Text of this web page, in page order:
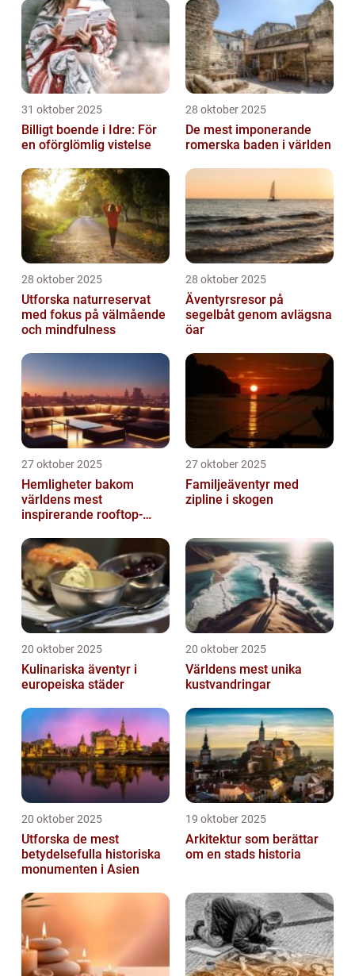
31 oktober 2025
Billigt boende i Idre: För
en oförglömlig vistelse
28 oktober 2025
De mest imponerande
romerska baden i världen
28 oktober 2025
Utforska naturreservat
med fokus på välmående
och mindfulness
28 oktober 2025
Äventyrsresor på
segelbåt genom avlägsna
öar
27 oktober 2025
Hemligheter bakom
världens mest
inspirerande rooftop-
27 oktober 2025
Familjeäventyr med
zipline i skogen
20 oktober 2025
Kulinariska äventyr i
europeiska städer
20 oktober 2025
Världens mest unika
kustvandringar
20 oktober 2025
Utforska de mest
betydelsefulla historiska
monumenten i Asien
19 oktober 2025
Arkitektur som berättar
om en stads historia